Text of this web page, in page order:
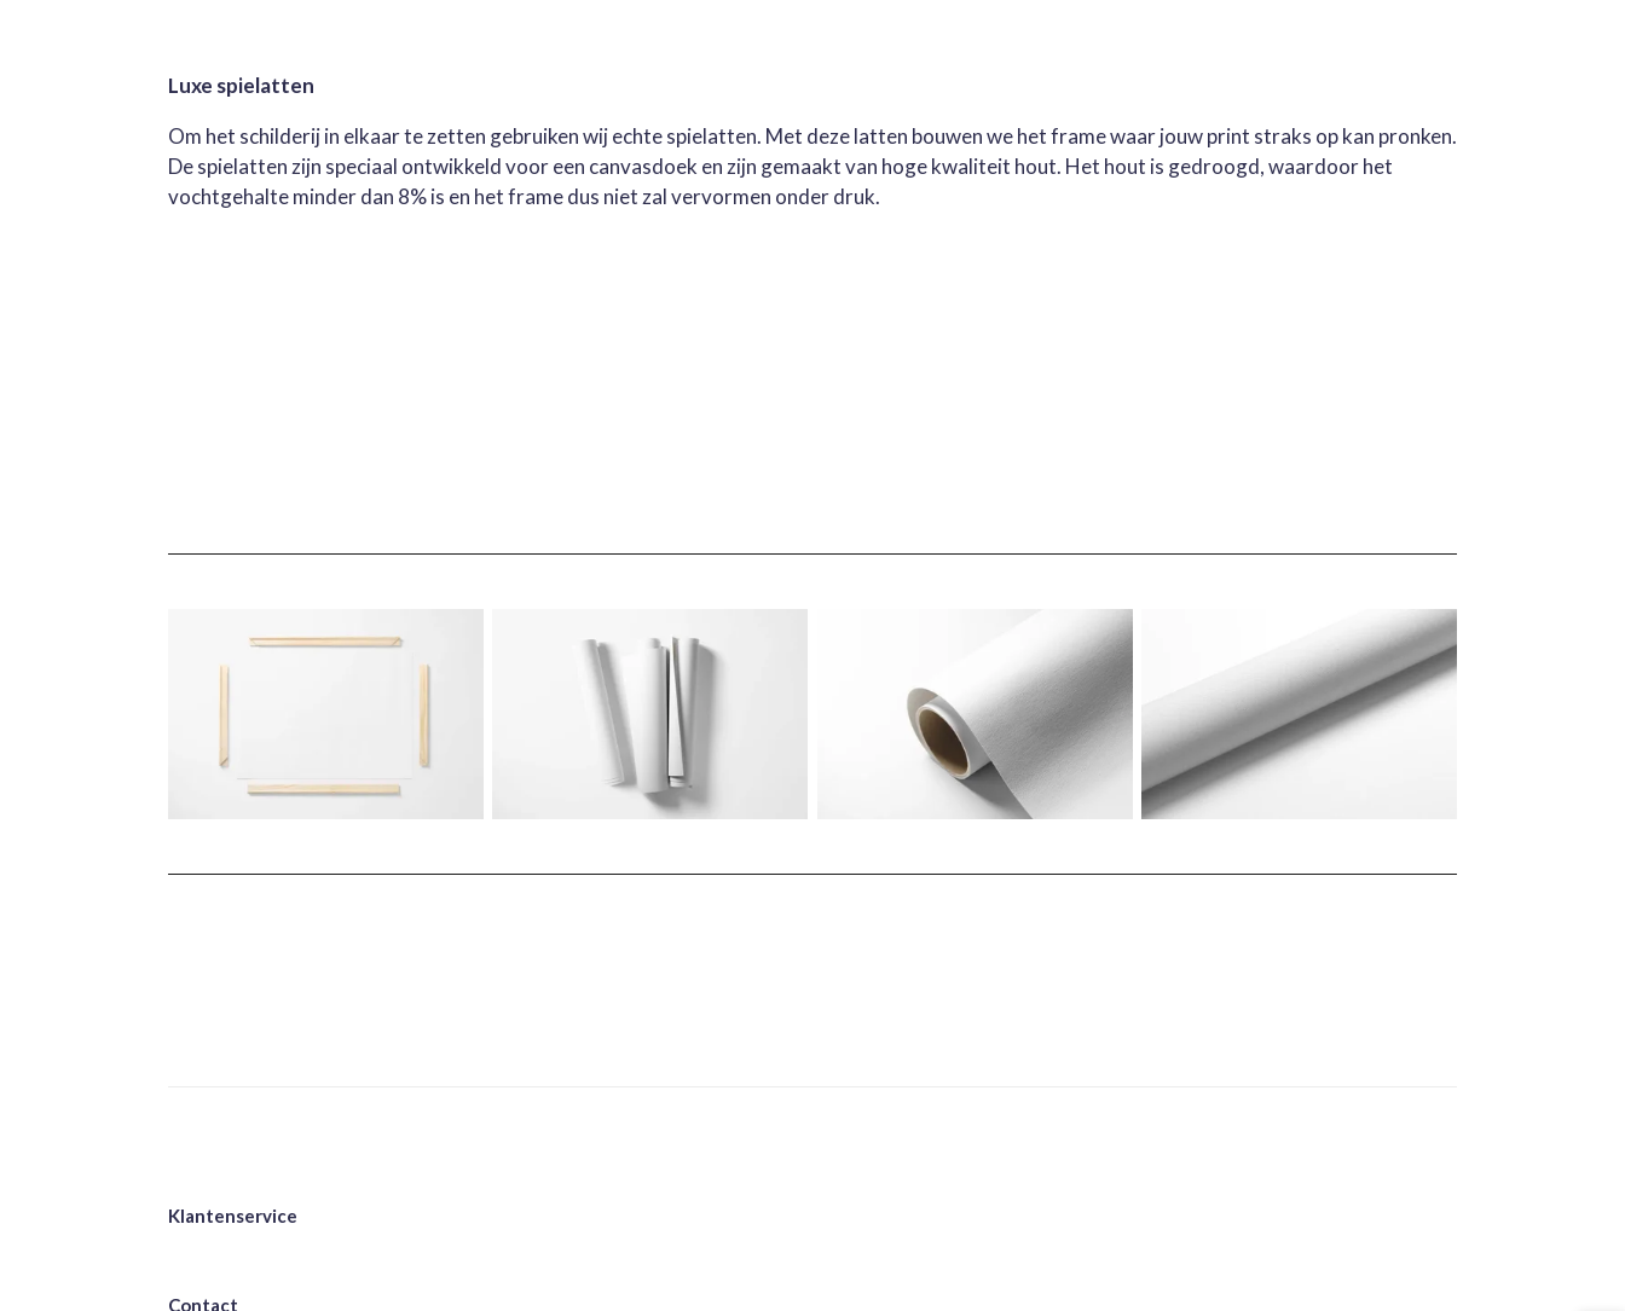
Luxe spielatten
Om het schilderij in elkaar te zetten gebruiken wij echte spielatten. Met deze latten bouwen we het frame waar jouw print straks op kan pronken.
De spielatten zijn speciaal ontwikkeld voor een canvasdoek en zijn gemaakt van hoge kwaliteit hout. Het hout is gedroogd, waardoor het
vochtgehalte minder dan 8% is en het frame dus niet zal vervormen onder druk.
Klantenservice
Contact